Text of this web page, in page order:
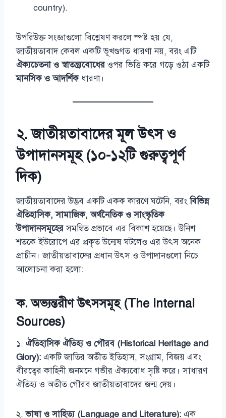
country).
উপরিউক্ত সংজ্ঞাগুলো বিশ্লেষণ করলে স্পষ্ট হয় যে,
জাতীয়তাবাদ কেবল একটি ভূখণ্ডগত ধারণা নয়, বরং এটি
ঐক্যচেতনা ও স্বাতন্ত্র্যবোধেরওপর ভিত্তি করে গড়ে ওঠা একটি
মানসিক ও আদর্শিকধারণা।
২. জাতীয়তাবাদের মূল উৎস ও
উপাদানসমূহ (১০-১২টি গুরুত্বপূর্ণ
দিক)
জাতীয়তাবাদের উদ্ভব একটি একক কারণে ঘটেনি, বরংবিভিন্ন
ঐতিহাসিক, সামাজিক, অর্থনৈতিক ও সাংস্কৃতিক
উপাদানসমূহেরসমন্বিত প্রভাবে এর বিকাশ হয়েছে। উনিশ
শতকে ইউরোপে এর প্রকৃত উন্মেষ ঘটলেও এর উৎস অনেক
প্রাচীন। জাতীয়তাবাদের প্রধান উৎস ও উপাদানগুলো নিচে
আলোচনা করা হলো:
ক. অভ্যন্তরীণ উৎসসমূহ (The Internal
Sources)
১. ঐতিহাসিক ঐতিহ্য ও গৌরব (Historical Heritage and
Glory): একটি জাতির অতীত ইতিহাস, সংগ্রাম, বিজয় এবং
বীরত্বের কাহিনী জনমনে গভীর ঐক্যবোধ সৃষ্টি করে। সাধারণ
ঐতিহ্য ও অতীত গৌরব জাতীয়তাবাদের জন্ম দেয়।
২.ভাষা ও সাহিত্য (Language and Literature): এক